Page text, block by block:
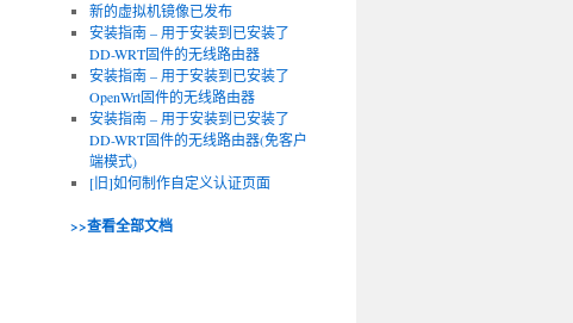
新的虚拟机镜像已发布
安装指南 – 用于安装到已安装了
DD-WRT固件的无线路由器
安装指南 – 用于安装到已安装了
OpenWrt固件的无线路由器
安装指南 – 用于安装到已安装了
DD-WRT固件的无线路由器(免客户
端模式)
[旧]如何制作自定义认证页面
>>查看全部文档